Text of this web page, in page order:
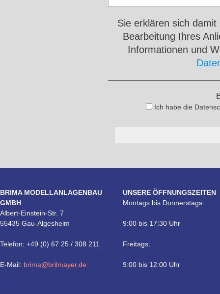
Sie erklären sich
Bearbeitung Ihres
Informationen und
Ich habe die
BRIMA MODELLANLAGENBAU
GMBH
Albert-Einstein-Str. 7
55435 Gau-Algesheim
Telefon: +49 (0) 67 25 / 308 211
E-Mail: brima@brilmayer.de
UNSERE ÖFFNUNGSZEITEN
Montags bis Donnerstags:
9:00 bis 17:30 Uhr
Freitags:
9:00 bis 12:00 Uhr